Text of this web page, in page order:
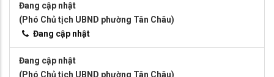
Đang cập nhật
(Phó Chủ tịch UBND phường Tân Châu)
Đang cập nhật
Đang cập nhật
(Phó Chủ tịch UBND phường Tân Châu)